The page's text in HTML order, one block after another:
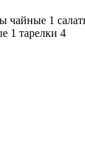
чайные 1
1 тарелки 4